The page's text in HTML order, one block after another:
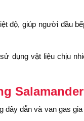
độ, giúp người đầu
dụng vật liệu chịu
dây dẫn và van gas